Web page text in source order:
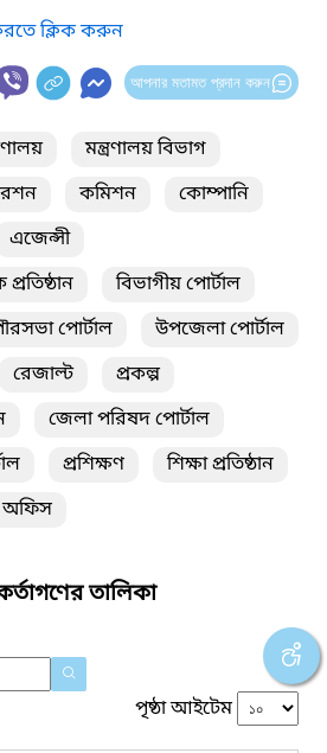
ক্লিক করুন
আপনার মতামত প্রদান করুন
মন্ত্রণালয় বিভাগ
কমিশন
কোম্পানি
এজেন্সী
বিভাগীয় পোর্টাল
পোর্টাল
উপজেলা পোর্টাল
রেজাল্ট
প্রকল্প
জেলা পরিষদ পোর্টাল
প্রশিক্ষণ
শিক্ষা প্রতিষ্ঠান
অফিস
তালিকা
পৃষ্ঠা আইটেম